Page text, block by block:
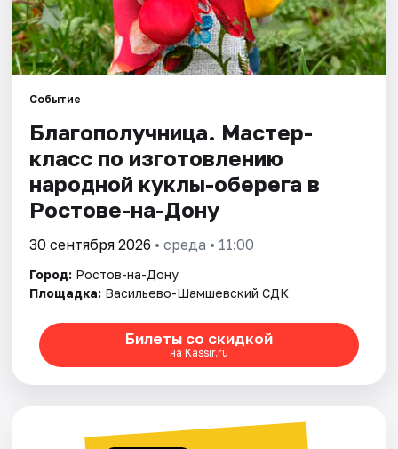
Спорт
События
Города
Площадки
Артисты
Рейтинги
Событие
Благополучница. Мастер-
класс по изготовлению
народной куклы-оберега в
Ростове-на-Дону
30 сентября 2026 • среда • 11:00
Город: Ростов-на-Дону
Площадка: Васильево-Шамшевский СДК
Билеты со скидкой
на Kassir.ru